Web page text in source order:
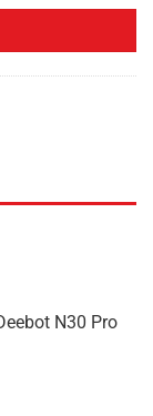
N30 Pro